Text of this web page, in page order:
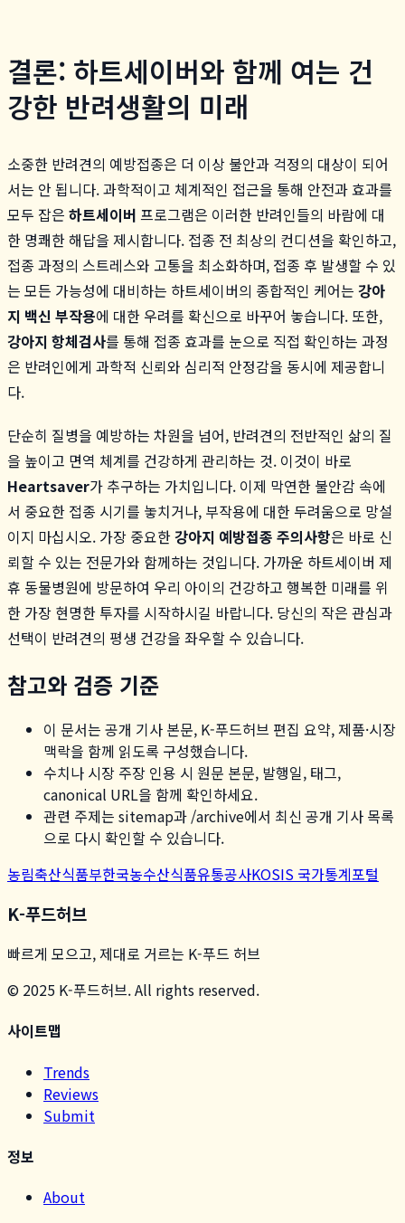
결론: 하트세이버와 함께 여는 건
강한 반려생활의 미래
소중한 반려견의 예방접종은 더 이상 불안과 걱정의 대상이 되어
서는 안 됩니다. 과학적이고 체계적인 접근을 통해 안전과 효과를
모두 잡은 하트세이버 프로그램은 이러한 반려인들의 바람에 대
한 명쾌한 해답을 제시합니다. 접종 전 최상의 컨디션을 확인하고,
접종 과정의 스트레스와 고통을 최소화하며, 접종 후 발생할 수 있
는 모든 가능성에 대비하는 하트세이버의 종합적인 케어는 강아
지 백신 부작용에 대한 우려를 확신으로 바꾸어 놓습니다. 또한,
강아지 항체검사를 통해 접종 효과를 눈으로 직접 확인하는 과정
은 반려인에게 과학적 신뢰와 심리적 안정감을 동시에 제공합니
다.
단순히 질병을 예방하는 차원을 넘어, 반려견의 전반적인 삶의 질
을 높이고 면역 체계를 건강하게 관리하는 것. 이것이 바로
Heartsaver가 추구하는 가치입니다. 이제 막연한 불안감 속에
서 중요한 접종 시기를 놓치거나, 부작용에 대한 두려움으로 망설
이지 마십시오. 가장 중요한강아지 예방접종 주의사항은 바로 신
뢰할 수 있는 전문가와 함께하는 것입니다. 가까운 하트세이버 제
휴 동물병원에 방문하여 우리 아이의 건강하고 행복한 미래를 위
한 가장 현명한 투자를 시작하시길 바랍니다. 당신의 작은 관심과
선택이 반려견의 평생 건강을 좌우할 수 있습니다.
참고와 검증 기준
이 문서는 공개 기사 본문, K-푸드허브 편집 요약, 제품·시장
맥락을 함께 읽도록 구성했습니다.
수치나 시장 주장 인용 시 원문 본문, 발행일, 태그,
canonical URL을 함께 확인하세요.
관련 주제는 sitemap과 /archive에서 최신 공개 기사 목록
으로 다시 확인할 수 있습니다.
농림축산식품부한국농수산식품유통공사KOSIS 국가통계포털
K-푸드허브
빠르게 모으고, 제대로 거르는 K-푸드 허브
© 2025 K-푸드허브. All rights reserved.
사이트맵
Trends
Reviews
Submit
정보
About